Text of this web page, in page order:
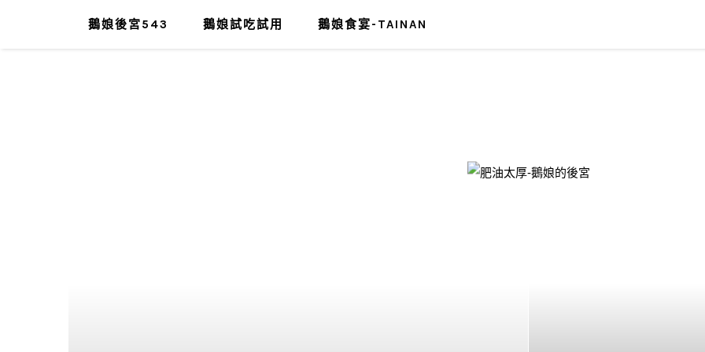
鵝娘後宮543 鵝娘試吃試用 鵝娘食宴-TAINAN
肥油太厚-鵝娘的後宮